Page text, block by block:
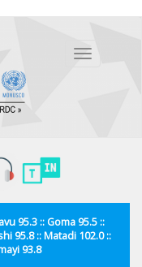
Toggle
95.3 :: Goma 95.5 ::
95.8 :: Matadi 102.0 ::
93.8